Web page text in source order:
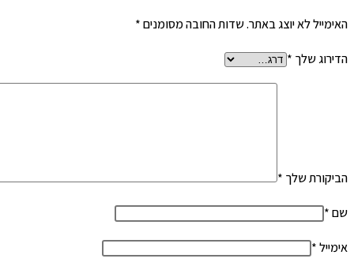
האימייל לא יוצג באתר.שדות החובה מסומנים*
הדירוג שלך*
הביקורת שלך*
שם*
אימייל*